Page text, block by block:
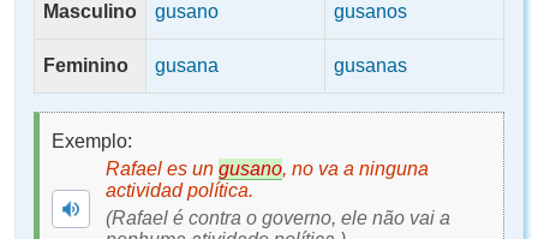
Masculino gusano gusanos
Feminino gusana gusanas
Exemplo:
Rafael es un gusano, no va a ninguna
actividad política.
(Rafael é contra o governo, ele não vai a